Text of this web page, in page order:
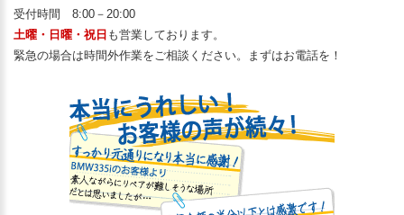
受付時間 8:00－20:00
土曜・日曜・祝日 も営業しております。
緊急の場合は時間外作業をご相談ください。まずはお電話を！